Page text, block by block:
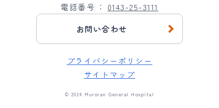
電話番号
0143-25-3111
お問い合わせ
プライバシーポリシー
サイトマップ
© 2024 Muroran General Hospital